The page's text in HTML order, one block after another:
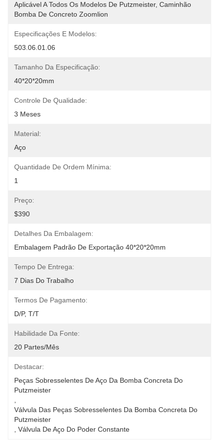
Aplicável A Todos Os Modelos De Putzmeister, Caminhão
Bomba De Concreto Zoomlion
Especificações E Modelos:
503.06.01.06
Tamanho Da Especificação:
40*20*20mm
Controle De Qualidade:
3 Meses
Material:
Aço
Quantidade De Ordem Mínima:
1
Preço:
$390
Detalhes Da Embalagem:
Embalagem Padrão De Exportação 40*20*20mm
Tempo De Entrega:
7 Dias Do Trabalho
Termos De Pagamento:
D/P, T/T
Habilidade Da Fonte:
20 Partes/mês
Destacar:
Peças Sobresselentes De Aço Da Bomba Concreta Do
Putzmeister
Válvula Das Peças Sobresselentes Da Bomba Concreta Do
Putzmeister
Válvula De Aço Do Poder Constante